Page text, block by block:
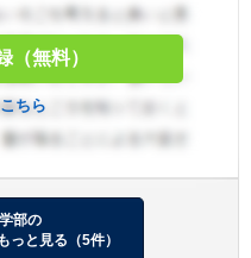
統一方式 第１期
枠
除。小論文、および面接（医学群
（無料）
ちら
部の
っと見る（5件）